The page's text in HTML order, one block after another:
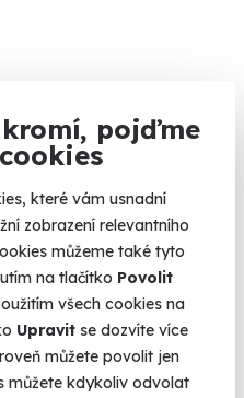
pojďme
které vám usnadní
zobrazení relevantního
můžeme také tyto
na tlačítko Povolit
všech cookies na
Upravit se dozvíte více
můžete povolit jen
můžete kdykoliv odvolat
termín?
nyní